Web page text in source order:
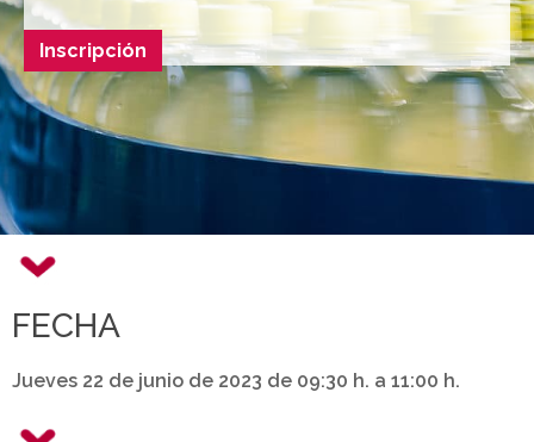
Inscripción
FECHA
Jueves 22 de junio de 2023 de 09:30 h. a 11:00 h.